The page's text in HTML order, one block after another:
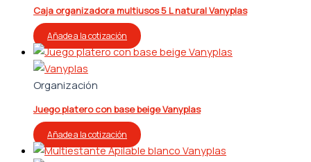
Caja organizadora multiusos 5 L natural Vanyplas
Añade a la cotización
Organización
Juego platero con base beige Vanyplas
Añade a la cotización